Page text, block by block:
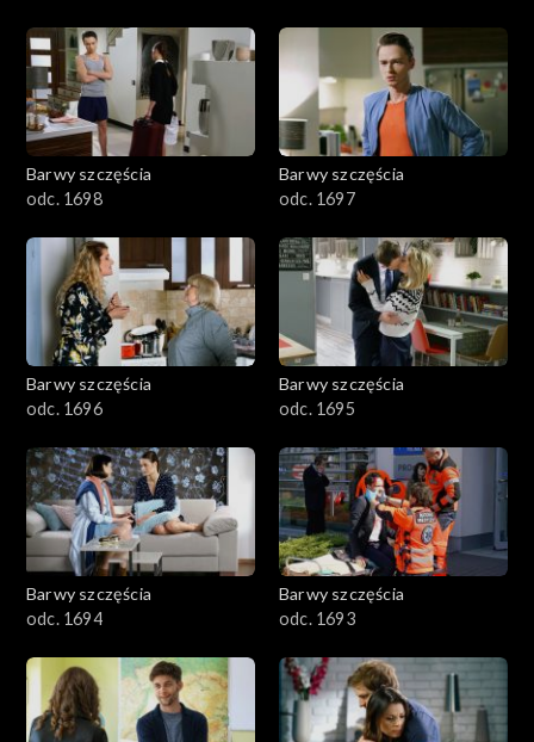
2901-3000
2801–2900
2701–2800
2501–2600
2401–2500
2301–2400
2201–2300
2101–2200
2001–2100
1801–1900
Barwy szczęścia
odc. 1698
Barwy szczęścia
odc. 1697
Barwy szczęścia
odc. 1696
Barwy szczęścia
odc. 1695
Barwy szczęścia
odc. 1694
Barwy szczęścia
odc. 1693